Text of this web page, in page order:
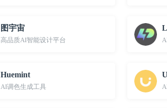
图宇宙
高品质AI智能设计平台
Huemint
AI调色生成工具